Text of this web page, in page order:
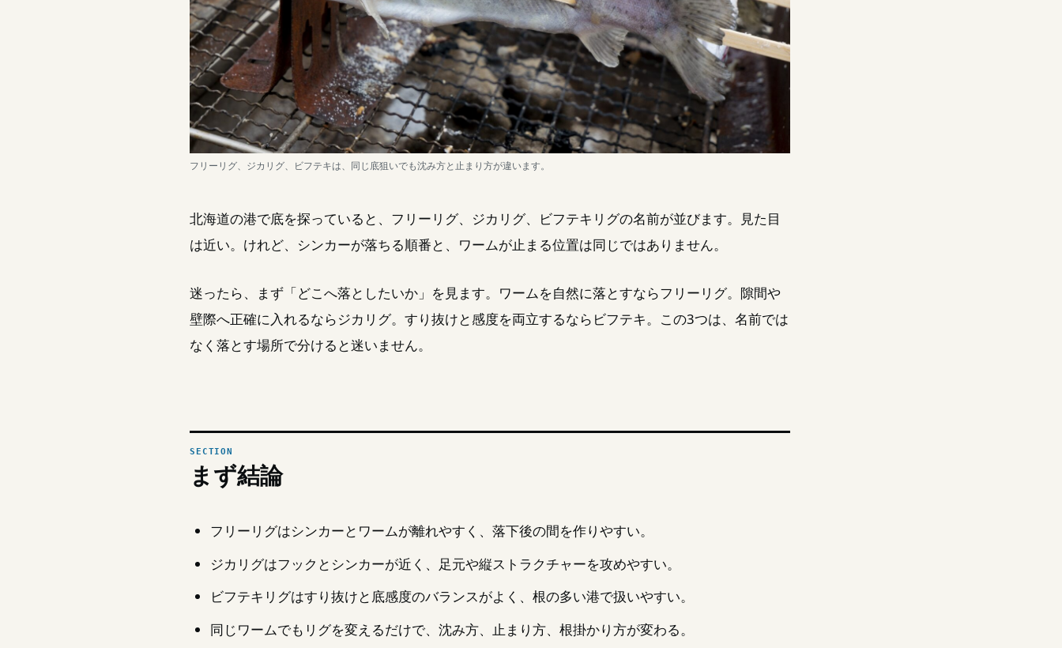
フリーリグ、ジカリグ、ビフテキは、同じ底狙いでも沈み方と止まり方が違います。
北海道の港で底を探っていると、フリーリグ、ジカリグ、ビフテキリグの名前が並びます。見た目
は近い。けれど、シンカーが落ちる順番と、ワームが止まる位置は同じではありません。
迷ったら、まず「どこへ落としたいか」を見ます。ワームを自然に落とすならフリーリグ。隙間や
壁際へ正確に入れるならジカリグ。すり抜けと感度を両立するならビフテキ。この3つは、名前では
なく落とす場所で分けると迷いません。
まず結論
フリーリグはシンカーとワームが離れやすく、落下後の間を作りやすい。
ジカリグはフックとシンカーが近く、足元や縦ストラクチャーを攻めやすい。
ビフテキリグはすり抜けと底感度のバランスがよく、根の多い港で扱いやすい。
同じワームでもリグを変えるだけで、沈み方、止まり方、根掛かり方が変わる。